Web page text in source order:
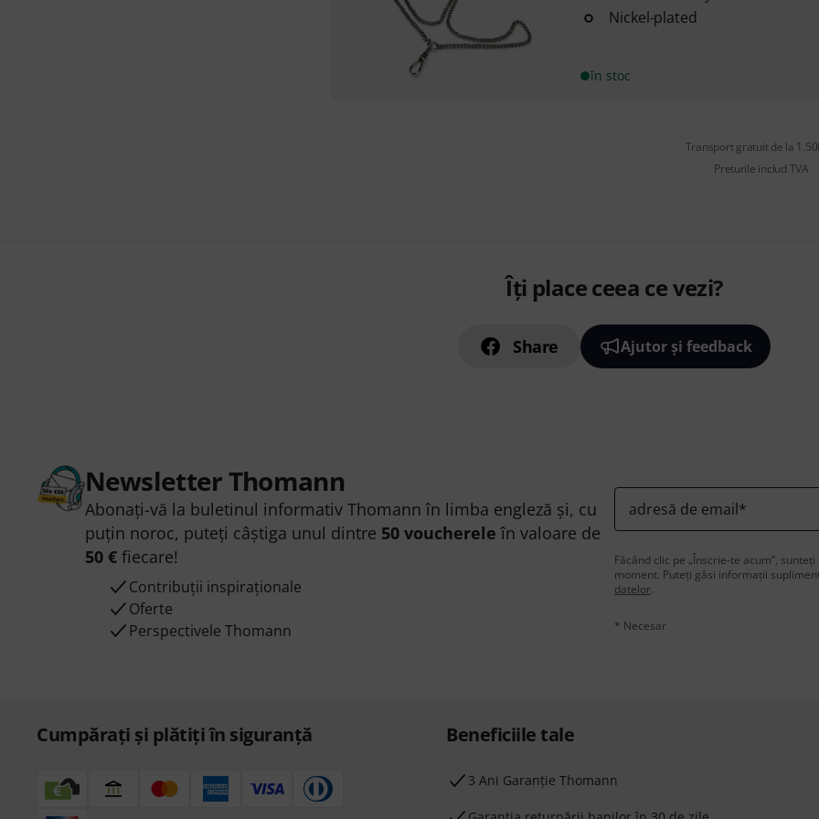
Nickel-plated
în stoc
Transport gratuit de la
Preturile includ TVA
Îți place ceea ce vezi?
Share Ajutor și feedback
Newsletter Thomann
Abonați-vă la buletinul informativ Thomann în limba engleză și, cu
puțin noroc, puteți câștiga unul dintre 50 voucherele în valoare de
50 €fiecare!
Contribuții inspiraționale
Oferte
Perspectivele Thomann
adresă de email*
Făcând clic pe „Înscrie-te acum”,
moment. Puteți găsi informații
datelor.
* Necesar
Cumpărați și plătiți în siguranță Beneficiile tale
3 Ani Garanție Thomann